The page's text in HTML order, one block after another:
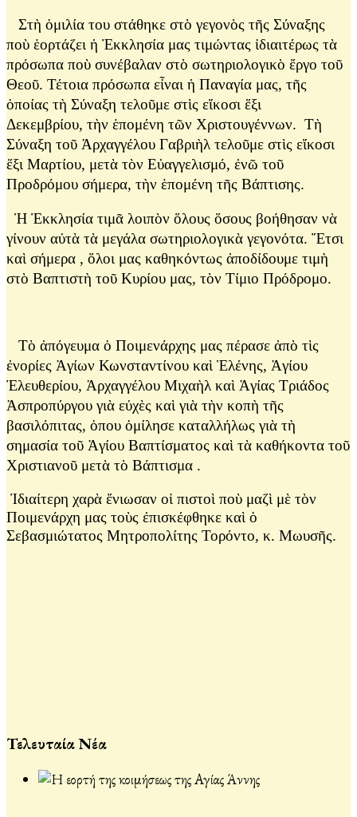
Στὴ ὁμιλία του στάθηκε στὸ γεγονὸς τῆς Σύναξης
ποὺ ἑορτάζει ἡ Ἐκκλησία μας τιμώντας ἰδιαιτέρως τὰ
πρόσωπα ποὺ συνέβαλαν στὸ σωτηριολογικὸ ἔργο τοῦ
Θεοῦ. Τέτοια πρόσωπα εἶναι ἡ Παναγία μας, τῆς
ὁποίας τὴ Σύναξη τελοῦμε στὶς εἴκοσι ἕξι
Δεκεμβρίου, τὴν ἑπομένη τῶν Χριστουγέννων. Τὴ
Σύναξη τοῦ Ἀρχαγγέλου Γαβριὴλ τελοῦμε στὶς εἴκοσι
ἕξι Μαρτίου, μετὰ τὸν Εὐαγγελισμό, ἐνῶ τοῦ
Προδρόμου σήμερα, τὴν ἑπομένη τῆς Βάπτισης.
Ἡ Ἐκκλησία τιμᾶ λοιπὸν ὅλους ὅσους βοήθησαν νὰ
γίνουν αὐτὰ τὰ μεγάλα σωτηριολογικὰ γεγονότα. Ἔτσι
καὶ σήμερα , ὅλοι μας καθηκόντως ἀποδίδουμε τιμὴ
στὸ Βαπτιστὴ τοῦ Κυρίου μας, τὸν Τίμιο Πρόδρομο.
Τὸ ἀπόγευμα ὁ Ποιμενάρχης μας πέρασε ἀπὸ τὶς
ἐνορίες Ἁγίων Κωνσταντίνου καὶ Ἑλένης, Ἁγίου
Ἐλευθερίου, Ἀρχαγγέλου Μιχαὴλ καὶ Ἁγίας Τριάδος
Ἀσπροπύργου γιὰ εὐχὲς καὶ γιὰ τὴν κοπὴ τῆς
βασιλόπιτας, ὁπου ὁμίλησε καταλλήλως γιὰ τὴ
σημασία τοῦ Ἁγίου Βαπτίσματος καὶ τὰ καθήκοντα τοῦ
Χριστιανοῦ μετὰ τὸ Βάπτισμα .
Ἰδιαίτερη χαρὰ ἔνιωσαν οἱ πιστοὶ ποὺ μαζὶ μὲ τὸν
Ποιμενάρχη μας τοὺς ἐπισκέφθηκε καὶ ὁ
Σεβασμιώτατος Μητροπολίτης Τορόντο, κ. Μωυσῆς.
Τελευταία Νέα